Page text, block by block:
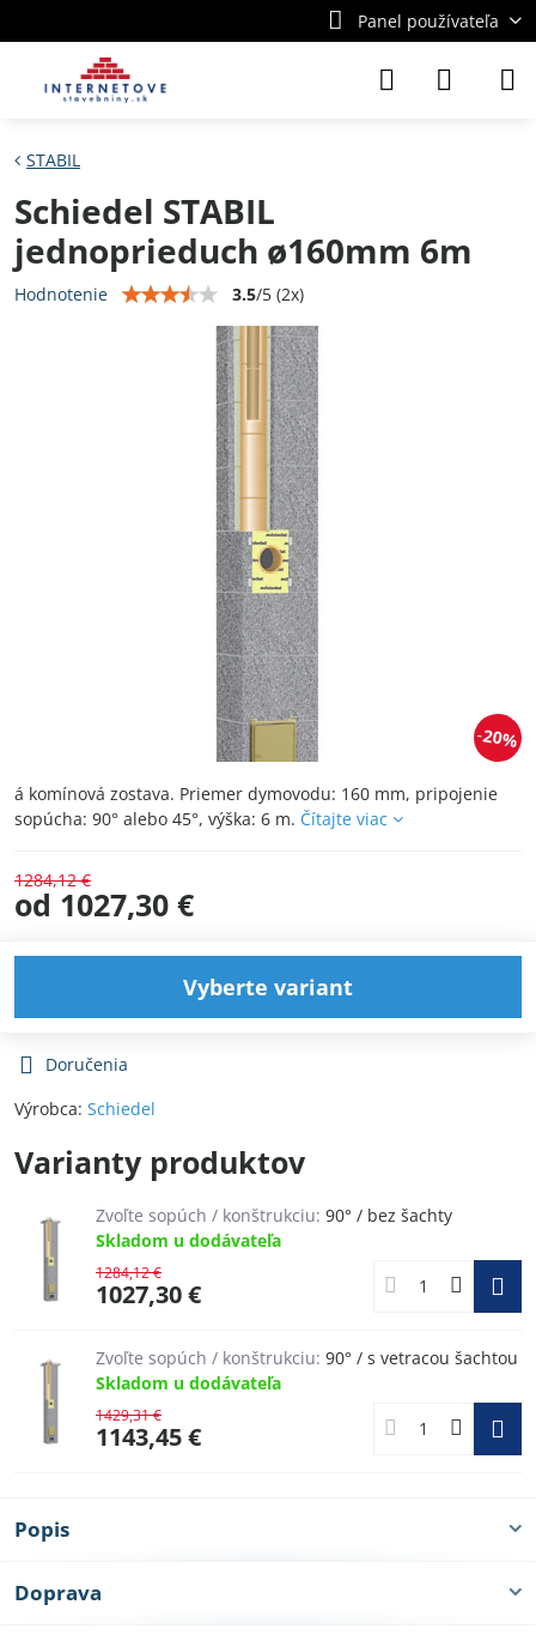
Panel používateľa
20%
STABIL
Schiedel STABIL
jednoprieduch ø160mm 6m
Hodnotenie 3.5/5 (2x)
á komínová zostava. Priemer dymovodu: 160 mm, pripojenie
sopúcha: 90° alebo 45°, výška: 6 m. Čítajte viac
1284,12 €
od 1027,30 €
Vyberte variant
Doručenia
Výrobca: Schiedel
Varianty produktov
Zvoľte sopúch / konštrukciu: 90° / bez šachty
Skladom u dodávateľa
1284,12 €
1027,30 €
Zvoľte sopúch / konštrukciu: 90° / s vetracou šachtou
Skladom u dodávateľa
1429,31 €
1143,45 €
Popis
Doprava